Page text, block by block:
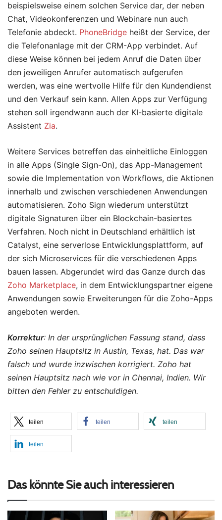
beispielsweise einem solchen Service dar, der neben
Chat, Videokonferenzen und Webinare nun auch
Telefonie abdeckt. PhoneBridge heißt der Service, der
die Telefonanlage mit der CRM-App verbindet. Auf
diese Weise können bei jedem Anruf die Daten über
den jeweiligen Anrufer automatisch aufgerufen
werden, was eine wertvolle Hilfe für den Kundendienst
und den Verkauf sein kann. Allen Apps zur Verfügung
stehen soll irgendwann auch der KI-basierte digitale
Assistent Zia.
Weitere Services betreffen das einheitliche Einloggen
in alle Apps (Single Sign-On), das App-Management
sowie die Implementation von Workflows, die Aktionen
innerhalb und zwischen verschiedenen Anwendungen
automatisieren. Zoho Sign wiederum unterstützt
digitale Signaturen über ein Blockchain-basiertes
Verfahren. Noch nicht in Deutschland erhältlich ist
Catalyst, eine serverlose Entwicklungsplattform, auf
der sich Microservices für die verschiedenen Apps
bauen lassen. Abgerundet wird das Ganze durch das
Zoho Marketplace, in dem Entwicklungspartner eigene
Anwendungen sowie Erweiterungen für die Zoho-Apps
angeboten werden.
Korrektur: In der ursprünglichen Fassung stand, dass
Zoho seinen Hauptsitz in Austin, Texas, hat. Das war
falsch und wurde inzwischen korrigiert. Zoho hat
seinen Hauptsitz nach wie vor in Chennai, Indien. Wir
bitten den Fehler zu entschuldigen.
teilen teilen teilen
teilen
Das könnte Sie auch interessieren